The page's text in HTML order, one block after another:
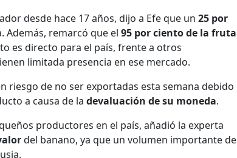
desde hace 17 años, dijo a Efe que un 25 por
Además, remarcó que el 95 por ciento de la fruta
es directo para el país, frente a otros
limitada presencia en ese mercado.
riesgo de no ser exportadas esta semana debido
a causa de la devaluación de su moneda.
productores en el país, añadió la experta
del banano, ya que un volumen importante de